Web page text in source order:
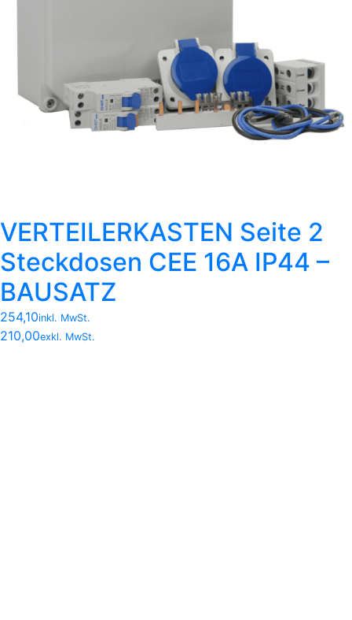
VERTEILERKASTEN Seite 2
Steckdosen CEE 16A IP44 –
BAUSATZ
254,10inkl. MwSt.
210,00exkl. MwSt.